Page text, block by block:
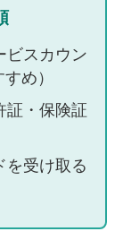
ビスカウン
め）
証・保険証
を受け取る